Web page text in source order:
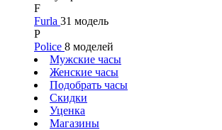
F
Furla 31 модель
P
Police 8 моделей
Мужские часы
Женские часы
Подобрать часы
Скидки
Уценка
Магазины